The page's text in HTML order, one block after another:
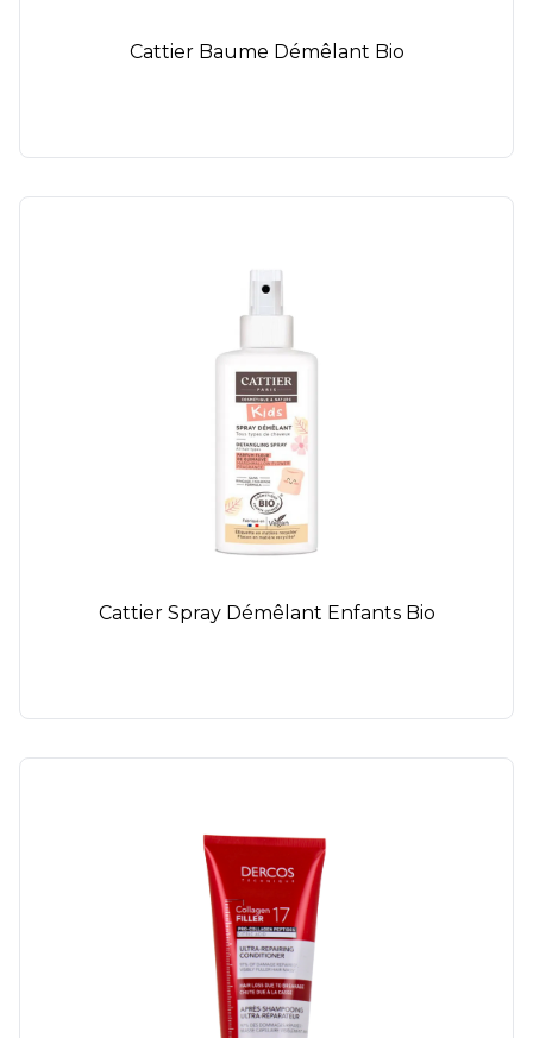
Cattier Baume Démêlant Bio
Cattier Spray Démêlant Enfants Bio